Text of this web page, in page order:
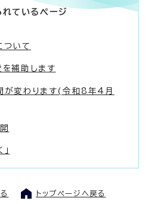
れているページ
ついて
補助します
が変わります(令和8年4月
トップページへ戻る